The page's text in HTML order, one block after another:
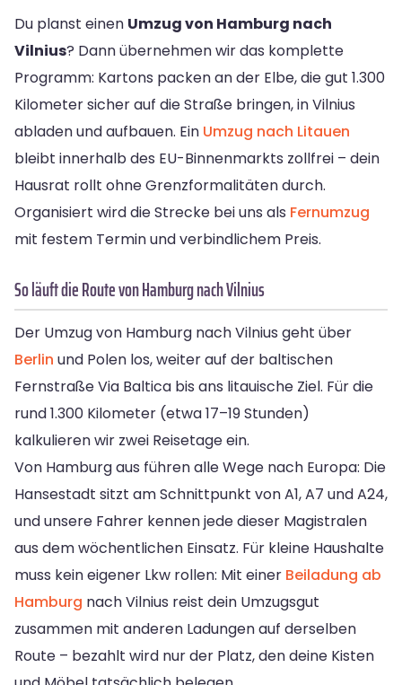
Du planst einen Umzug von Hamburg nach
Vilnius? Dann übernehmen wir das komplette
Programm: Kartons packen an der Elbe, die gut 1.300
Kilometer sicher auf die Straße bringen, in Vilnius
abladen und aufbauen. Ein Umzug nach Litauen
bleibt innerhalb des EU-Binnenmarkts zollfrei – dein
Hausrat rollt ohne Grenzformalitäten durch.
Organisiert wird die Strecke bei uns als Fernumzug
mit festem Termin und verbindlichem Preis.
So läuft die Route von Hamburg nach Vilnius
Der Umzug von Hamburg nach Vilnius geht über
Berlin und Polen los, weiter auf der baltischen
Fernstraße Via Baltica bis ans litauische Ziel. Für die
rund 1.300 Kilometer (etwa 17–19 Stunden)
kalkulieren wir zwei Reisetage ein.
Von Hamburg aus führen alle Wege nach Europa: Die
Hansestadt sitzt am Schnittpunkt von A1, A7 und A24,
und unsere Fahrer kennen jede dieser Magistralen
aus dem wöchentlichen Einsatz. Für kleine Haushalte
muss kein eigener Lkw rollen: Mit einer Beiladung ab
Hamburg nach Vilnius reist dein Umzugsgut
zusammen mit anderen Ladungen auf derselben
Route – bezahlt wird nur der Platz, den deine Kisten